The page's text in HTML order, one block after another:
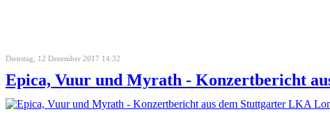
Dienstag, 12 Dezember 2017 14:32
Epica, Vuur und Myrath - Konzertbericht